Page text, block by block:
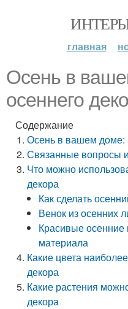
главная
Осень в
осеннего
Содержание
Осень в вашем доме:
Связанные вопросы
Что можно
декора
Как сделать
Венок из осенних
Красивые осенние
материала
Какие цвета
декора
Какие растения
декора